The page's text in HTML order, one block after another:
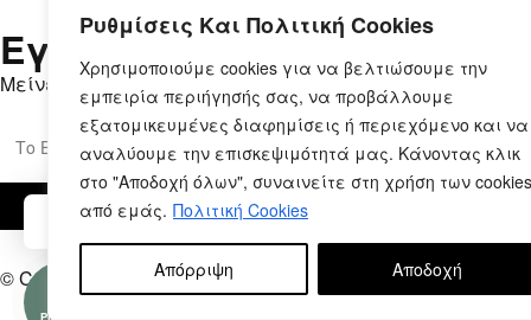
Ρυθμίσεις Και Πολιτική Cookies
Χρησιμοποιούμε cookies για να βελτιώσουμε την
εμπειρία περιήγησής σας, να προβάλλουμε
εξατομικευμένες διαφημίσεις ή περιεχόμενο και να
αναλύουμε την επισκεψιμότητά μας. Κάνοντας κλικ
στο "Αποδοχή όλων", συναινείτε στη χρήση των cookies
από εμάς. Πολιτική Cookies
Απόρριψη Αποδοχή
Εγγραφή στο Newsletter
Μείνετε ενημερωμένοι, με αποκλειστικές προσφορές.
© Copyright 2026 – Printsub.gr. Designed & Developed by
Ρωτήστε
Μπορούμε να βοηθήσουμε;